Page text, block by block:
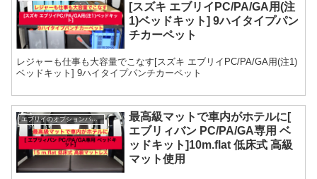
[スズキ エブリイPC/PA/GA用(注
1)ベッドキット] 9ハイタイプパン
チカーペット
レジャーも仕事も大容量でこなす[スズキ エブリイPC/PA/GA用(注1)
ベッドキット] 9ハイタイプパンチカーペット
エブリイのオプションパーツ
最高級マットで車内がホテルに[
エブリィバン PC/PA/GA専用 ベ
ッドキット]10m.flat 低床式 高級
マット使用